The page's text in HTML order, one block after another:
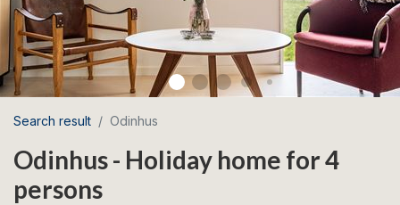
Search result Odinhus
Odinhus - Holiday home for 4
persons